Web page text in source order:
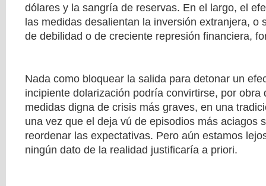
dólares y la sangría de reservas. En el largo, el
las medidas desalientan la inversión extranjera, o
de debilidad o de creciente represión financiera,
Nada como bloquear la salida para detonar un
incipiente dolarización podría convirtirse, por obra
medidas digna de crisis más graves, en una
una vez que el deja vú de episodios más aciagos
reordenar las expectativas. Pero aún estamos
ningún dato de la realidad justificaría a priori.